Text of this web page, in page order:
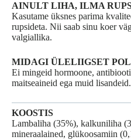
AINULT LIHA, ILMA
Kasutame üksnes parima
rupsideta. Nii saab sinu koer
valgiallika.
MIDAGI ÜLELIIGSET
Ei mingeid hormoone,
maitseaineid ega muid lisandeid.
KOOSTIS
Lambaliha (35%), kalkuniliha
mineraalained, glükoosamiin